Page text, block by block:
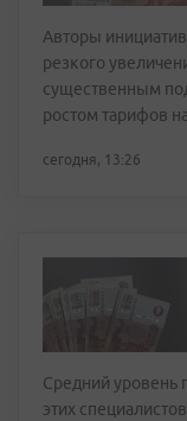
Авторы
резкого
существенным
ростом тарифов
сегодня, 13:26
Средний уровень
этих